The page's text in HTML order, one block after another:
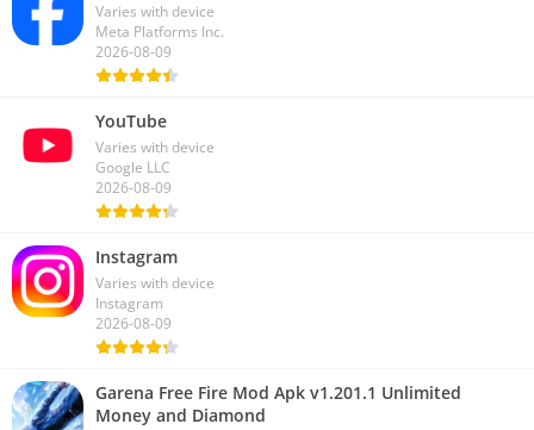
Varies with device
Meta Platforms Inc.
2026-08-09
YouTube
Varies with device
Google LLC
2026-08-09
Instagram
Varies with device
Instagram
2026-08-09
Garena Free Fire Mod Apk v1.201.1 Unlimited
Money and Diamond